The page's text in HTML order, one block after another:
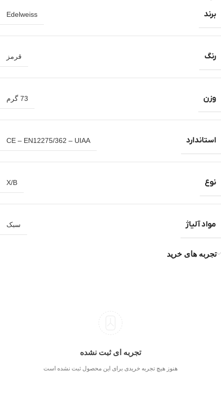
برند Edelweiss
رنگ قرمز
وزن 73 گرم
استاندارد CE – EN12275/362 – UIAA
نوع X/B
مواد آلیاژ سبک
تجربه های خرید
تجربه ای ثبت نشده
هنوز هیچ تجربه خریدی برای این محصول ثبت نشده است